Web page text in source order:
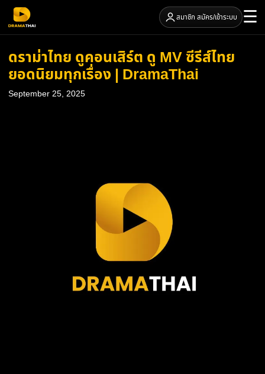
สมาชิก สมัคร/เข้าระบบ ☰
ดราม่าไทย ดูคอนเสิร์ต ดู MV ซีรีส์ไทย
ยอดนิยมทุกเรื่อง | DramaThai
September 25, 2025